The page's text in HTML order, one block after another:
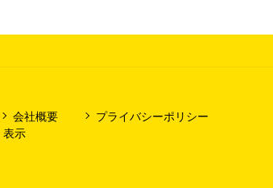
会社概要
プライバシーポリシー
表示